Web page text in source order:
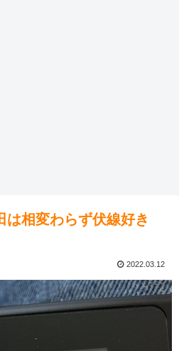
は相変わらず伏線好き
2022.03.12